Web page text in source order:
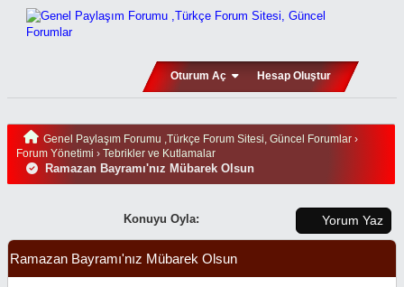
Oturum Aç Hesap Oluştur
Genel Paylaşım Forumu ,Türkçe Forum Sitesi, Güncel Forumlar ›
Forum Yönetimi › Tebrikler ve Kutlamalar
Ramazan Bayramı'nız Mübarek Olsun
Yorum Yaz
Konuyu Oyla:
Ramazan Bayramı'nız Mübarek Olsun